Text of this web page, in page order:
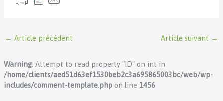
← Article précédent Article suivant →
Warning: Attempt to read property "ID" on int in
/home/clients/aed51d63ef1530beb2c3a695865003bc/web/wp-
includes/comment-template.phpon line 1456